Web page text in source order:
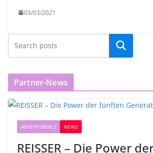
03/03/2021
Partner-News
ADVERTORIALS NEWS
REISSER – Die Power